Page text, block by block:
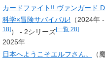
カードファイト!! ヴァンガード
科学×冒険サバイバル! （2024年
18]） - 2シリーズ[一覧 28]
2025年
日本へようこそエルフさん。
（